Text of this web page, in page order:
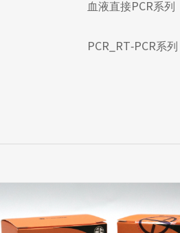
血液直接PCR系列
PCR_RT-PCR系列